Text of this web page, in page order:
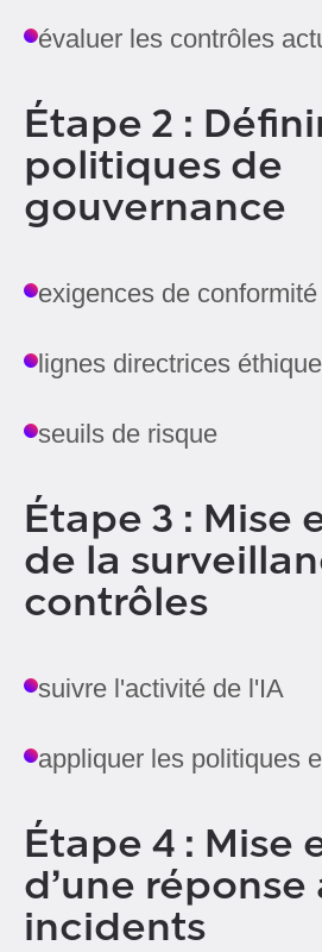
évaluer les contrôles
Étape 2 :
politiques de
gouvernance
exigences de conformité
lignes directrices
seuils de risque
Étape 3 : Mise
de la
contrôles
suivre l'activité de l'IA
appliquer les politiques
Étape 4 : Mise
d’une réponse
incidents